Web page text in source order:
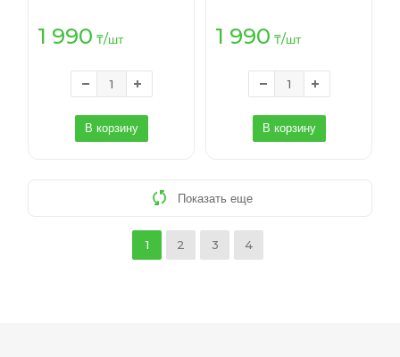
1 990 ₸/шт
В корзину
1 990 ₸/шт
В корзину
Показать еще
1 2 3 4